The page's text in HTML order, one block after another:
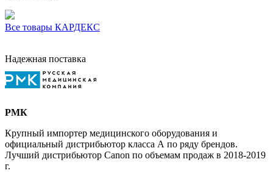
Все товары КАРДЕКС
Надежная поставка
РМК
Крупный импортер медицинского оборудования и
официальный дистрибьютор класса А по ряду брендов.
Лучший дистрибьютор Canon по объемам продаж в 2018-2019
г.